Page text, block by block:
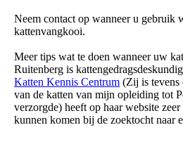
Neem contact op wanneer u gebruik
kattenvangkooi.
Meer tips wat te doen wanneer uw
Ruitenberg is
Katten Kennis Centrum (Zij is tevens
van de katten van mijn opleiding tot
verzorgde) heeft op haar website
kunnen komen bij de zoektocht naar